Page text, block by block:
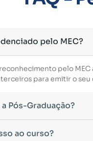
pelo MEC?
pelo MEC
para emitir o
Pós-Graduação?
é necessário ter
ao curso?